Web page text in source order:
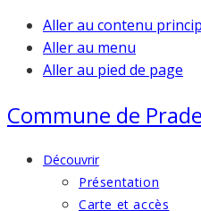
Aller au contenu
Aller au menu
Aller au pied de page
Commune de
Découvrir
Présentation
Carte et accès